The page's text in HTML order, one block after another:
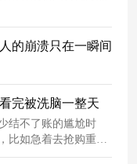
的崩溃只在一瞬间
完被洗脑一整天
结不了账的尴尬时
比如急着去抢购重要
进游戏里......捕捉到